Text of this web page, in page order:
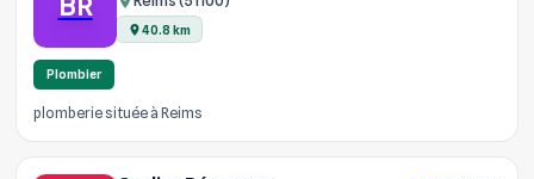
40.8 km
Plombier
plomberie située à Reims